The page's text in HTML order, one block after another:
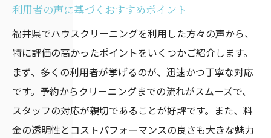
利用者の声に基づくおすすめポイント
福井県でハウスクリーニングを利用した方々の声から、
特に評価の高かったポイントをいくつかご紹介します。
まず、多くの利用者が挙げるのが、迅速かつ丁寧な対応
です。予約からクリーニングまでの流れがスムーズで、
スタッフの対応が親切であることが好評です。また、料
金の透明性とコストパフォーマンスの良さも大きな魅力